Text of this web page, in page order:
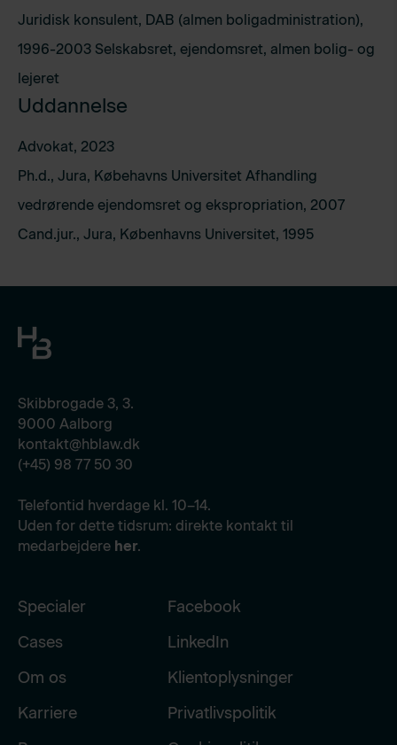
Juridisk konsulent, DAB (almen boligadministration),
1996-2003 Selskabsret, ejendomsret, almen bolig- og
lejeret
Uddannelse
Advokat, 2023
Ph.d., Jura, Købehavns Universitet Afhandling
vedrørende ejendomsret og ekspropriation, 2007
Cand.jur., Jura, Københavns Universitet, 1995
Skibbrogade 3, 3.
9000 Aalborg
kontakt@hblaw.dk
(+45) 98 77 50 30
Telefontid hverdage kl. 10–14.
Uden for dette tidsrum: direkte kontakt til
medarbejdere her.
Specialer
Cases
Om os
Karriere
Facebook
LinkedIn
Klientoplysninger
Privatlivspolitik